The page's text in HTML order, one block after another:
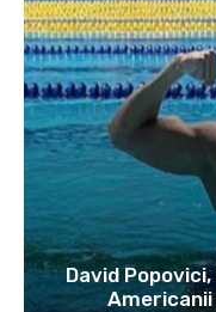
David